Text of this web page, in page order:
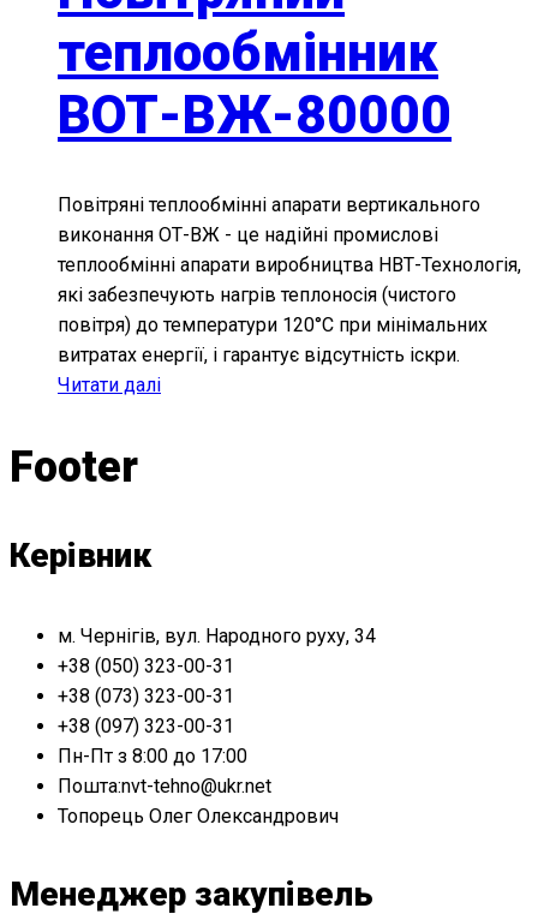
теплообмінник
ВОТ-ВЖ-80000
Повітряні теплообмінні апарати вертикального
виконання ОТ-ВЖ - це надійні промислові
теплообмінні апарати виробництва НВТ-Технологія,
які забезпечують нагрів теплоносія (чистого
повітря) до температури 120°С при мінімальних
витратах енергії, і гарантує відсутність іскри.
Читати далі
Footer
Керівник
м. Чернігів, вул. Народного руху, 34
+38 (050) 323-00-31
+38 (073) 323-00-31
+38 (097) 323-00-31
Пн-Пт з 8:00 до 17:00
Пошта:nvt-tehno@ukr.net
Топорець Олег Олександрович
Менеджер закупівель